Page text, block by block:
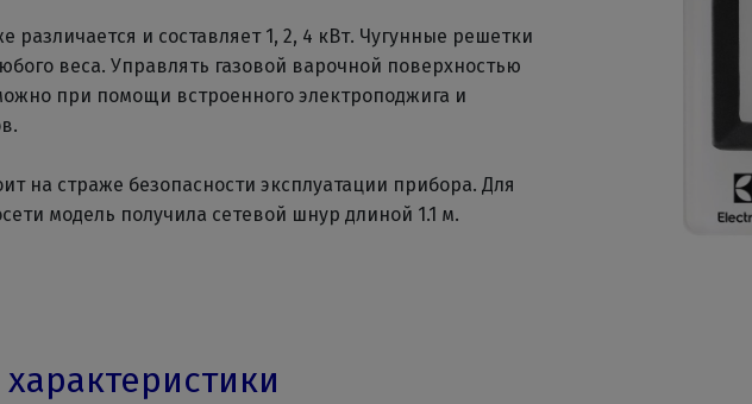
различается и составляет 1, 2, 4 кВт. Чугунные решетки
веса. Управлять газовой варочной поверхностью
при помощи встроенного электроподжига и
на страже безопасности эксплуатации прибора. Для
модель получила сетевой шнур длиной 1.1 м.